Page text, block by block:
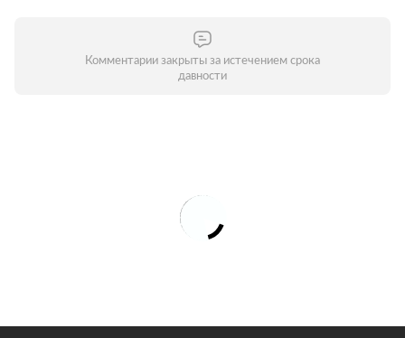
Комментарии закрыты за истечением срока
давности